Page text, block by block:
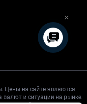
Цены на сайте являются
валют и ситуации на рынке.
×